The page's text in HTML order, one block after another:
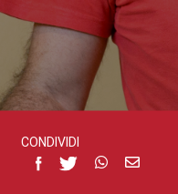
dentro
sorrido
anch’io”
CONDIVIDI